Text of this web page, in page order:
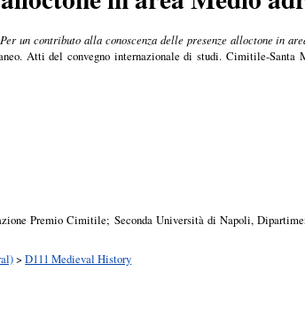
un contributo alla conoscenza delle presenze alloctone in
Atti del convegno internazionale di studi. Cimitile-
Premio Cimitile; Seconda Università di Napoli,
>D111 Medieval History